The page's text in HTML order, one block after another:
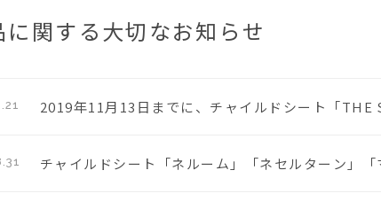
に関する大切なお知らせ
2019年11月13日までに、チャイルドシート「
チャイルドシート「ネルーム」「ネセルターン」